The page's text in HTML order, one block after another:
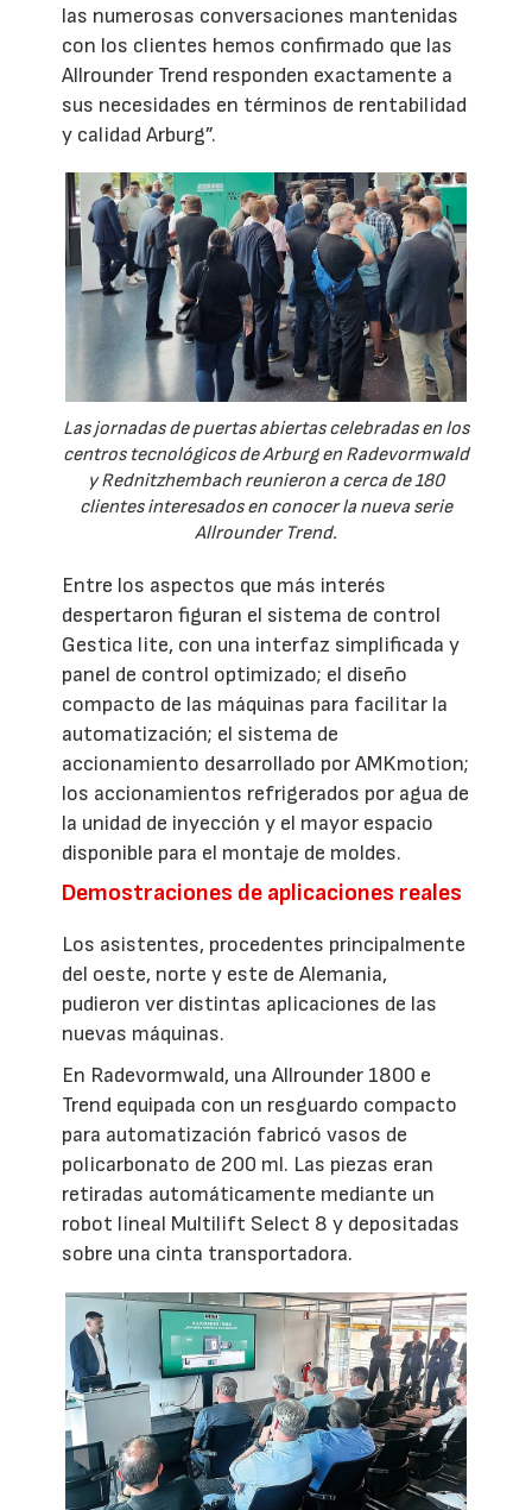
las numerosas conversaciones mantenidas
con los clientes hemos confirmado que las
Allrounder Trend responden exactamente a
sus necesidades en términos de rentabilidad
y calidad Arburg”.
Las jornadas de puertas abiertas celebradas en los
centros tecnológicos de Arburg en Radevormwald
y Rednitzhembach reunieron a cerca de 180
clientes interesados en conocer la nueva serie
Allrounder Trend.
Entre los aspectos que más interés
despertaron figuran el sistema de control
Gestica lite, con una interfaz simplificada y
panel de control optimizado; el diseño
compacto de las máquinas para facilitar la
automatización; el sistema de
accionamiento desarrollado por AMKmotion;
los accionamientos refrigerados por agua de
la unidad de inyección y el mayor espacio
disponible para el montaje de moldes.
Demostraciones de aplicaciones reales
Los asistentes, procedentes principalmente
del oeste, norte y este de Alemania,
pudieron ver distintas aplicaciones de las
nuevas máquinas.
En Radevormwald, una Allrounder 1800 e
Trend equipada con un resguardo compacto
para automatización fabricó vasos de
policarbonato de 200 ml. Las piezas eran
retiradas automáticamente mediante un
robot lineal Multilift Select 8 y depositadas
sobre una cinta transportadora.